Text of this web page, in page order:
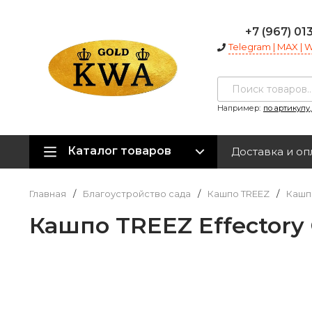
+7 (967)
Telegram | MAX |
Например: по
Каталог товаров Доставка и
Главная / Благоустройство сада / Кашпо TREEZ /
Кашпо TREEZ